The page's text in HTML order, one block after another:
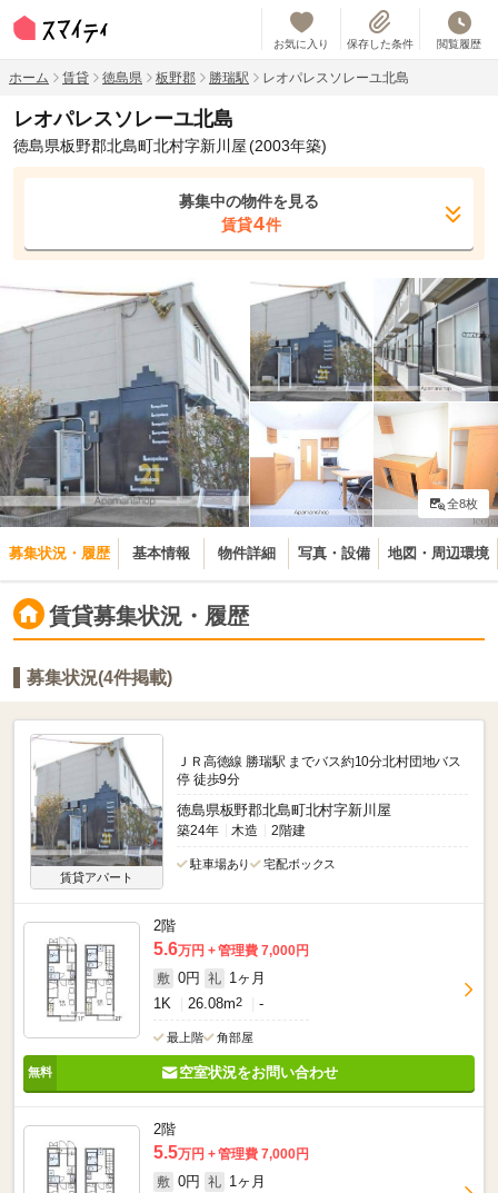
お気に入り 保存した条件 閲覧履歴
ホーム 賃貸 徳島県 板野郡 勝瑞駅 レオパレスソレーユ北島
レオパレスソレーユ北島
徳島県板野郡北島町北村字新川屋(2003年築)
募集中の物件を見る
賃貸4件
全8枚
募集状況・履歴 基本情報 物件詳細 写真・設備 地図・周辺環境
賃貸募集状況・履歴
募集状況(4件掲載)
賃貸アパート
ＪＲ高徳線 勝瑞駅 までバス約10分北村団地バス
停 徒歩9分
徳島県板野郡北島町北村字新川屋
築24年 木造 2階建
駐車場あり 宅配ボックス
2階
5.6万円
管理費 7,000円
敷 0円 礼 1ヶ月
1K
26.08m2 -
最上階 角部屋
空室状況をお問い合わせ
2階
5.5万円
管理費 7,000円
敷 0円 礼 1ヶ月